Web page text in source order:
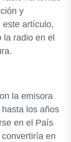
y
este artículo,
radio en el
la emisora
los años
en el País
en